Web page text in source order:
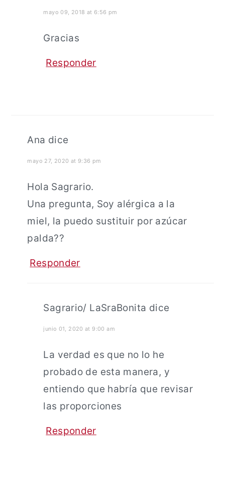
mayo 09, 2018 at 6:56 pm
Gracias
Responder
Ana dice
mayo 27, 2020 at 9:36 pm
Hola Sagrario.
Una pregunta, Soy alérgica a la
miel, la puedo sustituir por azúcar
palda??
Responder
Sagrario/ LaSraBonita dice
junio 01, 2020 at 9:00 am
La verdad es que no lo he
probado de esta manera, y
entiendo que habría que revisar
las proporciones
Responder